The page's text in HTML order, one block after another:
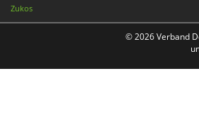
Zukos
© 2026 Verband